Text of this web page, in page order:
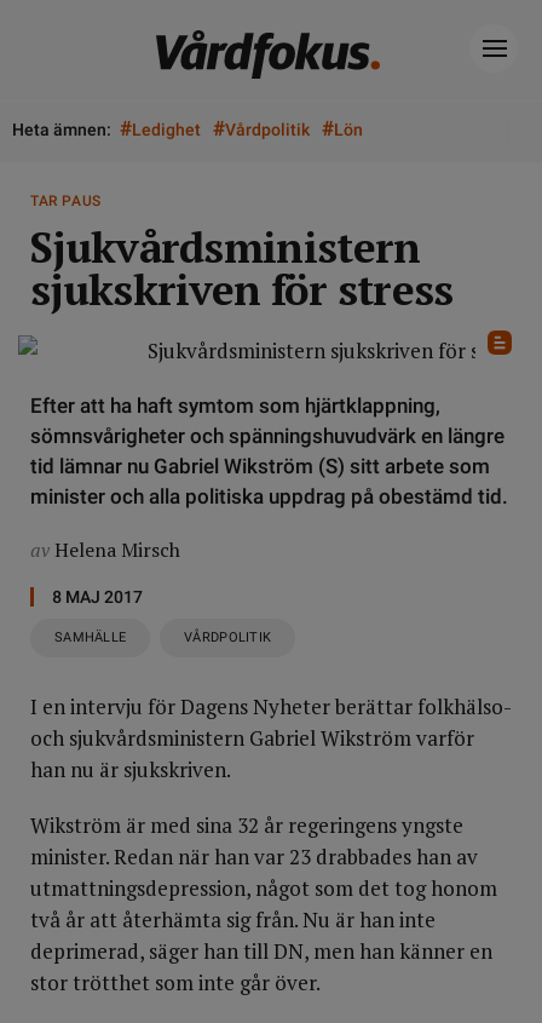
Heta ämnen: #Ledighet #Vårdpolitik #Lön
TAR PAUS
Sjukvårdsministern
sjukskriven för stress
Efter att ha haft symtom som hjärtklappning,
sömnsvårigheter och spänningshuvudvärk en längre
tid lämnar nu Gabriel Wikström (S) sitt arbete som
minister och alla politiska uppdrag på obestämd tid.
av Helena Mirsch
8 MAJ 2017
SAMHÄLLE VÅRDPOLITIK
I en intervju för Dagens Nyheter berättar folkhälso-
och sjukvårdsministern Gabriel Wikström varför
han nu är sjukskriven.
Wikström är med sina 32 år regeringens yngste
minister. Redan när han var 23 drabbades han av
utmattningsdepression, något som det tog honom
två år att återhämta sig från. Nu är han inte
deprimerad, säger han till DN, men han känner en
stor trötthet som inte går över.